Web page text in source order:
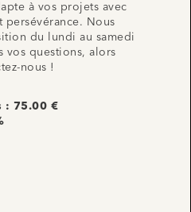
à vos projets avec
persévérance. Nous
du lundi au samedi
vos questions, alors
nous !
: 75.00 €